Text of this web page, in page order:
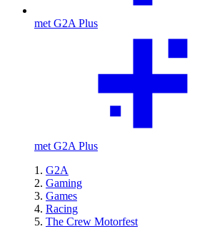
met G2A Plus
met G2A Plus
G2A
Gaming
Games
Racing
The Crew Motorfest